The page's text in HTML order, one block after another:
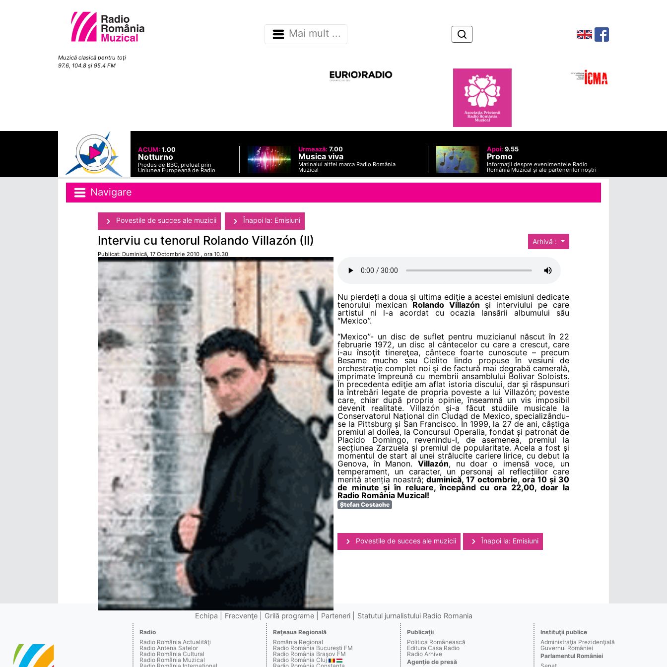
Muzică clasică pentru toţi
97.6, 104.8 şi 95.4 FM
Mai mult ...
ACUM: 1.00
Notturno
Produs de BBC, preluat prin
Uniunea Europeană de Radio
Urmează: 7.00
Musica viva
Matinalul altfel marca Radio România
Muzical
Apoi: 9.55
Promo
Informaţii despre evenimentele Radio
România Muzical şi ale partenerilor noştri
Navigare
Povestile de succes ale muzicii Înapoi la: Emisiuni
Arhivă :
Interviu cu tenorul Rolando Villazón (II)
Publicat: Duminică, 17 Octombrie 2010 , ora 10.30
Nu pierdeți a doua şi ultima ediţie a acestei emisiuni dedicate
tenorului mexicanRolando Villazón şi interviului pe care
artistul ni l-a acordat cu ocazia lansării albumului său
“Mexico”.
“Mexico”- un disc de suflet pentru muzicianul născut în 22
februarie 1972, un disc al cântecelor cu care a crescut, care
i-au însoţit tinereţea, cântece foarte cunoscute – precum
Besame mucho sau Cielito lindo propuse în vesiuni de
orchestraţie complet noi şi de factură mai degrabă camerală,
imprimate împreună cu membrii ansamblului Bolivar Soloists.
În precedenta ediţie am aflat istoria discului, dar şi răspunsuri
la întrebări legate de propria poveste a lui Villazón; poveste
care, chiar după propria opinie, înseamnă un vis imposibil
devenit realitate. Villazón și-a făcut studiile musicale la
Conservatorul Național din Ciudad de Mexico, specializându-
se la Pittsburg și San Francisco. În 1999, la 27 de ani, câștiga
premiul al doilea, la Concursul Operalia, fondat și patronat de
Placido Domingo, revenindu-I, de asemenea, premiul la
secțiunea Zarzuela şi premiul de popularitate. Acela a fost şi
momentul de start al unei strălucite cariere lirice, cu debut la
Genova, în Manon. Villazón, nu doar o imensă voce, un
temperament, un caracter, un personaj al reflecțiilor care
merită atenția noastră; duminică, 17 octombrie, ora 10 și 30
de minute și în reluare, începând cu ora 22,00, doar la
Radio România Muzical!
Ștefan Costache
Povestile de succes ale muzicii Înapoi la: Emisiuni
Echipa Frecvenţe Grilă programe Parteneri Statutul jurnalistului Radio Romania
Radio
Radio România Actualităţi
Radio Antena Satelor
Radio România Cultural
Radio România Muzical
Reţeaua Regională
România Regional
Radio România Bucureşti FM
Radio România Braşov FM
Radio România Cluj
Publicaţii
Politica Românească
Editura Casa Radio
Radio Arhive
Agenţie de presă
Instituţii publice
Administraţia Prezidenţială
Guvernul României
Parlamentul României